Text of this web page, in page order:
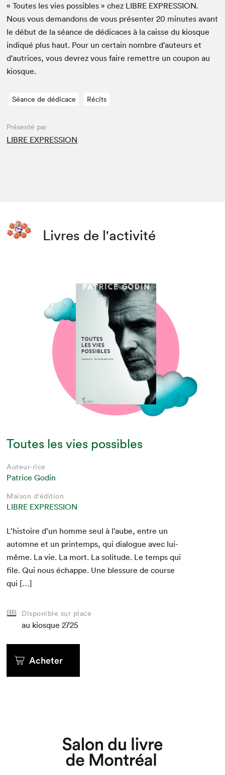
Que cherchez-vous?
« Toutes les vies pos­si­bles » chez LIBRE EXPRES­SION.
Nous vous deman­dons de vous présen­ter20 min­utes avant
le début de la séance de dédi­caces à la caisse du kiosque
indiqué plus haut. Pour un cer­tain nom­bre d’auteurs et
d’autrices, vous devrez vous faire remet­tre un coupon au
kiosque.
Séance de dédicace Récits
Présenté par
LIBRE EXPRESSION
Livres de l'activité
Toutes les vies possibles
Auteur·rice
Patrice Godin
Maison d'édition
LIBRE EXPRESSION
L’histoire d’un homme seul à l’aube, entre un
automne et un print­emps, qui dia­logue avec lui-
même. La vie. La mort. La soli­tude. Le temps qui
file. Qui nous échappe. Une blessure de course
qui […]
Disponible sur place
au kiosque 2725
Acheter